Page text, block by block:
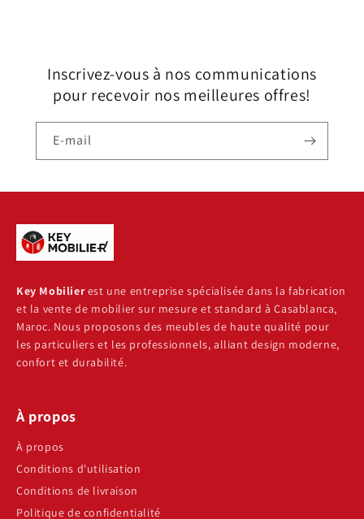
Inscrivez-vous à nos communications
pour recevoir nos meilleures offres!
E-mail
Key Mobilierest une entreprise spécialisée dans la fabrication
et la vente de mobilier sur mesure et standard à Casablanca,
Maroc. Nous proposons des meubles de haute qualité pour
les particuliers et les professionnels, alliant design moderne,
confort et durabilité.
À propos
À propos
Conditions d'utilisation
Conditions de livraison
Politique de confidentialité